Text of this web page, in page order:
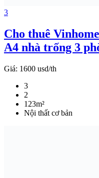
3
Cho thuê
A4 nhà trống 3
Giá: 1600 usd/th
3
2
123m²
Nội thất cơ bản